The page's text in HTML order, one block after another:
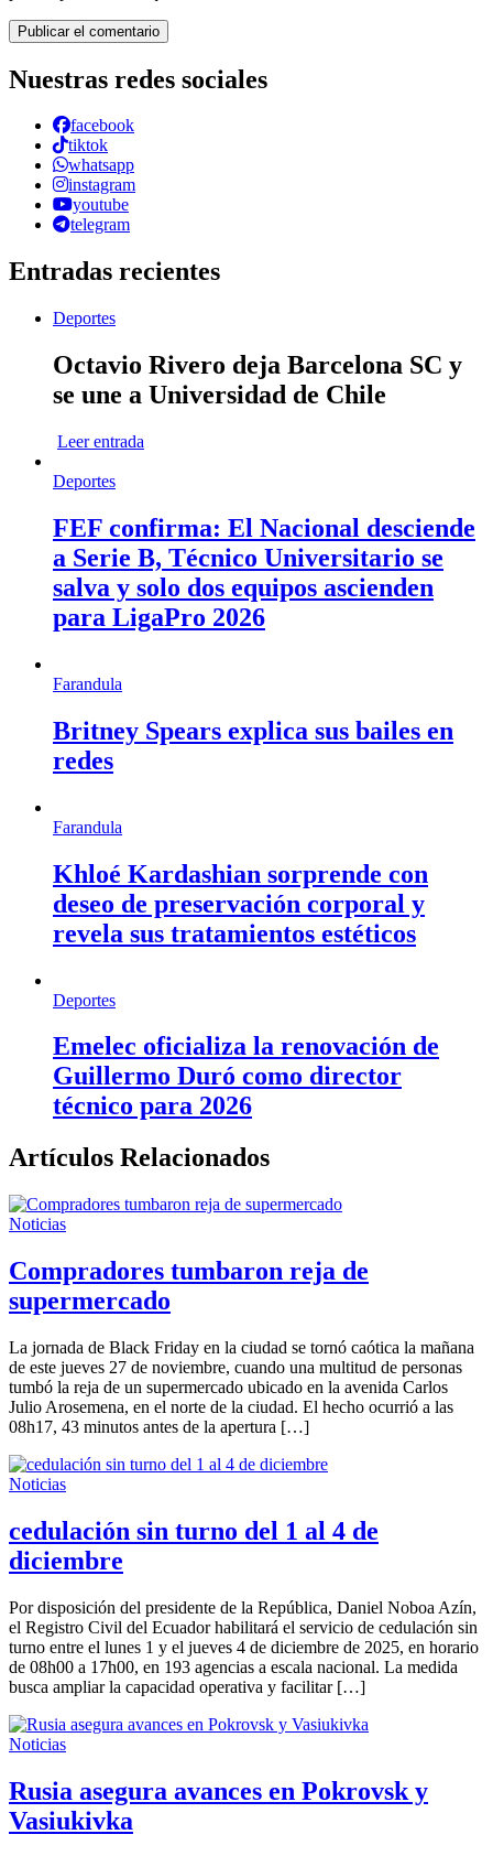
Nuestras redes sociales
facebook
tiktok
whatsapp
instagram
youtube
telegram
Entradas recientes
Deportes
Octavio Rivero deja Barcelona SC y
se une a Universidad de Chile
Leer entrada
Deportes
FEF confirma: El Nacional desciende
a Serie B, Técnico Universitario se
salva y solo dos equipos ascienden
para LigaPro 2026
Farandula
Britney Spears explica sus bailes en
redes
Farandula
Khloé Kardashian sorprende con
deseo de preservación corporal y
revela sus tratamientos estéticos
Deportes
Emelec oficializa la renovación de
Guillermo Duró como director
técnico para 2026
Artículos Relacionados
Noticias
Compradores tumbaron reja de
supermercado
La jornada de Black Friday en la ciudad se tornó caótica la mañana
de este jueves 27 de noviembre, cuando una multitud de personas
tumbó la reja de un supermercado ubicado en la avenida Carlos
Julio Arosemena, en el norte de la ciudad. El hecho ocurrió a las
08h17, 43 minutos antes de la apertura […]
Noticias
cedulación sin turno del 1 al 4 de
diciembre
Por disposición del presidente de la República, Daniel Noboa Azín,
el Registro Civil del Ecuador habilitará el servicio de cedulación sin
turno entre el lunes 1 y el jueves 4 de diciembre de 2025, en horario
de 08h00 a 17h00, en 193 agencias a escala nacional. La medida
busca ampliar la capacidad operativa y facilitar […]
Noticias
Rusia asegura avances en Pokrovsk y
Vasiukivka